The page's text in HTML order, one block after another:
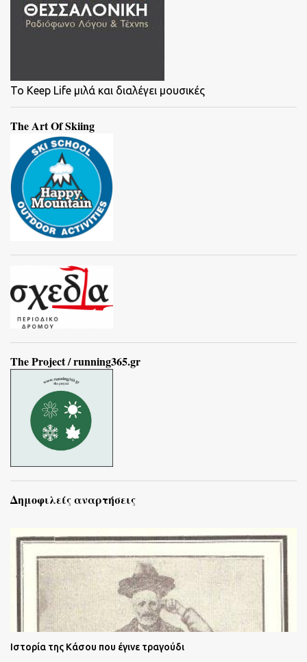
To Keep Life μιλά και διαλέγει μουσικές
The Art Of Skiing
The Project / running365.gr
Δημοφιλείς αναρτήσεις
Ιστορία της Κάσου που έγινε τραγούδι